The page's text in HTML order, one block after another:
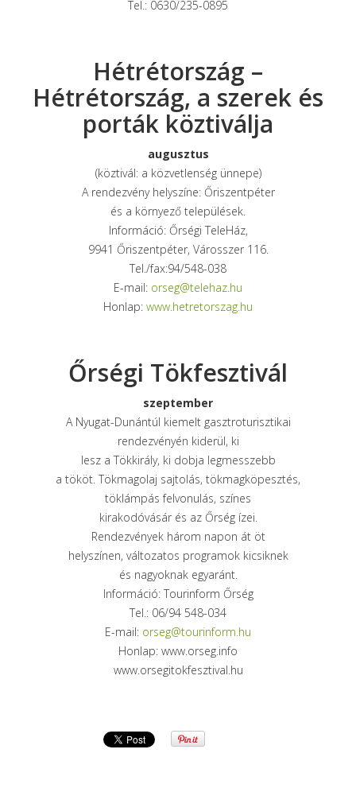
Tel.: 0630/235-0895
Hétrétország –
Hétrétország, a szerek és
porták köztiválja
augusztus
(köztivál: a közvetlenség ünnepe)
A rendezvény helyszíne: Őriszentpéter
és a környező települések.
Információ: Őrségi TeleHáz,
9941 Őriszentpéter, Városszer 116.
Tel./fax:94/548-038
E-mail: orseg@telehaz.hu
Honlap: www.hetretorszag.hu
Őrségi Tökfesztivál
szeptember
A Nyugat-Dunántúl kiemelt gasztroturisztikai
rendezvényén kiderül, ki
lesz a Tökkirály, ki dobja legmesszebb
a tököt. Tökmagolaj sajtolás, tökmagköpesztés,
töklámpás felvonulás, színes
kirakodóvásár és az Őrség ízei.
Rendezvények három napon át öt
helyszínen, változatos programok kicsiknek
és nagyoknak egyaránt.
Információ: Tourinform Őrség
Tel.: 06/94 548-034
E-mail: orseg@tourinform.hu
Honlap: www.orseg.info
www.orsegitokfesztival.hu